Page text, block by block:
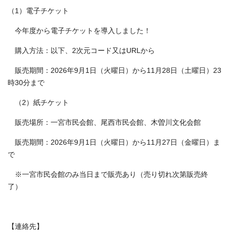
（1）電子チケット
今年度から電子チケットを導入しました！
購入方法：以下、2次元コード又はURLから
販売期間：2026年9月1日（火曜日）から11月28日（土曜日）23
時30分まで
（2）紙チケット
販売場所：一宮市民会館、尾西市民会館、木曽川文化会館
販売期間：2026年9月1日（火曜日）から11月27日（金曜日）ま
で
※一宮市民会館のみ当日まで販売あり（売り切れ次第販売終
了）
【連絡先】